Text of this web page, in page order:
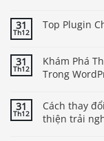
31
Th12
Top Plugin
31
Th12
Khám Phá
Trong
31
Th12
Cách thay
thiện trải